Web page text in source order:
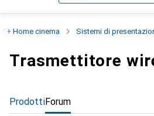
+ Home cinema Sistemi di
Trasmettitore
ProdottiForum